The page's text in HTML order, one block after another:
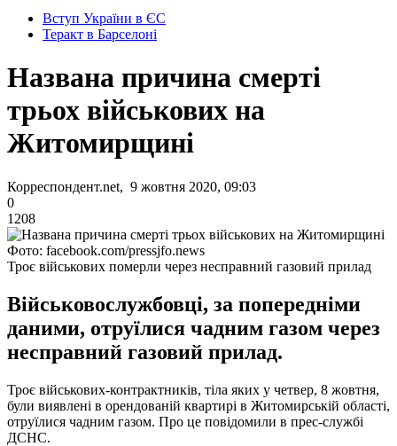
Вступ України в ЄС
Теракт в Барселоні
Названа причина смерті
трьох військових на
Житомирщині
Корреспондент.net, 9 жовтня 2020, 09:03
0
1208
Фото: facebook.com/pressjfo.news
Троє військових померли через несправний газовий прилад
Військовослужбовці, за попередніми
даними, отруїлися чадним газом через
несправний газовий прилад.
Троє військових-контрактників, тіла яких у четвер, 8 жовтня,
були виявлені в орендованій квартирі в Житомирській області,
отруїлися чадним газом. Про це повідомили в прес-службі
ДСНС.